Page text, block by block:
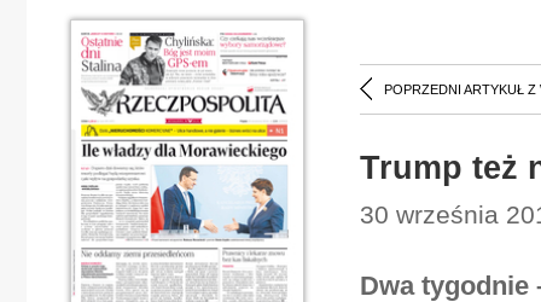
POPRZEDNI ARTYKUŁ Z
Trump też
30 września
Dwa tygodnie